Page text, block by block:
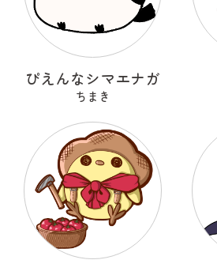
ぴえんなシマエナガ
ちまき